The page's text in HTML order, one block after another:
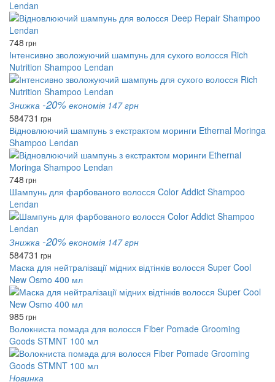
Lendan
748 грн
Інтенсивно зволожуючий шампунь для сухого волосся Rich
Nutrition Shampoo Lendan
Знижка -20% економія 147 грн
584731 грн
Відновлюючий шампунь з екстрактом моринги Ethernal Moringa
Shampoo Lendan
748 грн
Шампунь для фарбованого волосся Color Addict Shampoo
Lendan
Знижка -20% економія 147 грн
584731 грн
Маска для нейтралізації мідних відтінків волосся Super Cool
New Osmo 400 мл
985грн
Волокниста помада для волосся Fiber Pomade Grooming
Goods STMNT 100 мл
Новинка